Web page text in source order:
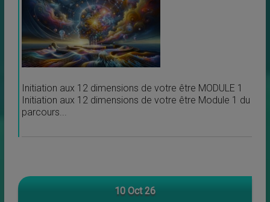
Initiation aux 12 dimensions de votre être MODULE 1
Initiation aux 12 dimensions de votre être Module 1 du
parcours...
10 Oct 26